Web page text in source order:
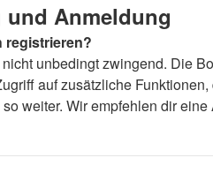
und Anmeldung
registrieren?
unbedingt zwingend. Die
auf zusätzliche
weiter. Wir empfehlen dir